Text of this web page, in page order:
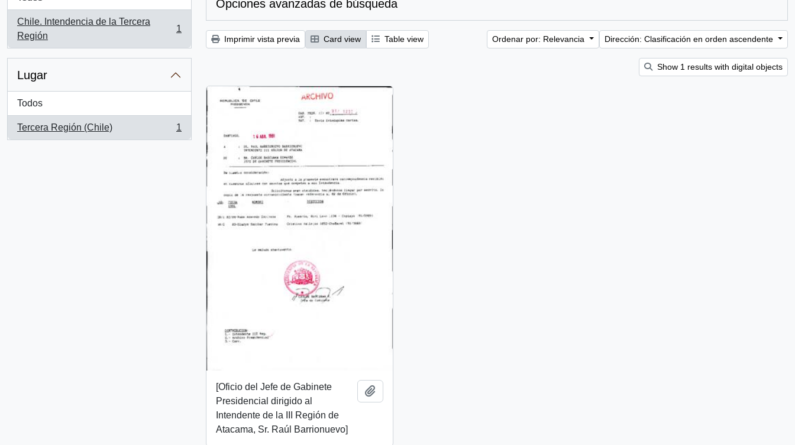
Chile. Intendencia de la Tercera
Región
, 1 resultados
1
Lugar
Todos
Tercera Región (Chile)
, 1 resultados
1
Opciones avanzadas de búsqueda
Imprimir vista previa Card view Table view Ordenar por: Relevancia Dirección: Clasificación en orden ascendente
Show 1 results with digital objects
[Oficio del Jefe de Gabinete
Presidencial dirigido al
Intendente de la III Región de
Atacama, Sr. Raúl Barrionuevo]